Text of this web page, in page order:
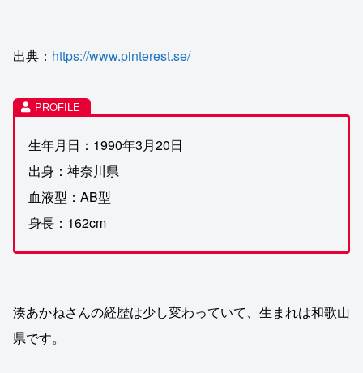
出典： https://www.pinterest.se/
生年月日：1990年3月20日
出身：神奈川県
血液型：AB型
身長：162cm
湊あかねさんの経歴は少し変わっていて、生まれは和歌山
県です。